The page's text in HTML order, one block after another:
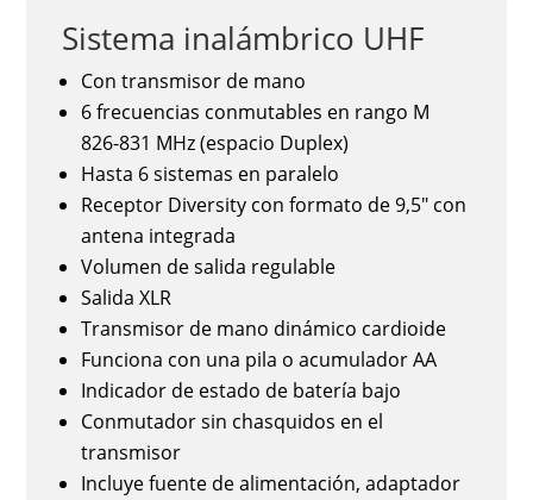
Sistema inalámbrico UHF
Con transmisor de mano
6 frecuencias conmutables en rango M
826-831 MHz (espacio Duplex)
Hasta 6 sistemas en paralelo
Receptor Diversity con formato de 9,5" con
antena integrada
Volumen de salida regulable
Salida XLR
Transmisor de mano dinámico cardioide
Funciona con una pila o acumulador AA
Indicador de estado de batería bajo
Conmutador sin chasquidos en el
transmisor
Incluye fuente de alimentación, adaptador